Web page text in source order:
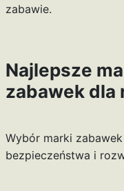
zabawie.
Najlepsze
zabawek dla
Wybór marki
bezpieczeństwa i